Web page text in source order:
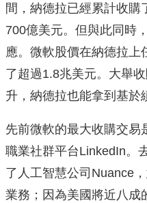
間，納德拉已經累計收購
700億美元。但與此同時
應。微軟股價在納德拉
了超過1.8兆美元。大舉
升，納德拉也能拿到基於
先前微軟的最大收購交易
職業社群平台LinkedIn。
了人工智慧公司Nuance
業務；因為美國將近八成